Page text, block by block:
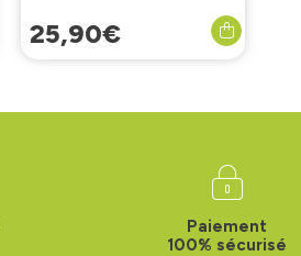
25,90€
Paiement
100% sécurisé